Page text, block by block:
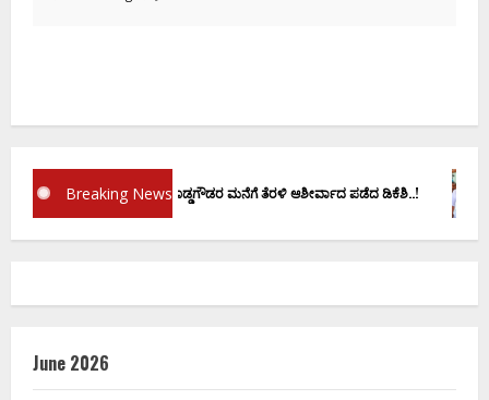
Breaking News
ಪ್ರಮಾಣ ವಚನಕ್ಕೂ ಮುನ್ನ ದೊಡ್ಡಗೌಡರ ಮನೆಗೆ ತೆರಳಿ ಆಶೀರ್ವಾದ ಪಡೆದ ಡಿಕೆಶಿ..!
June 2026